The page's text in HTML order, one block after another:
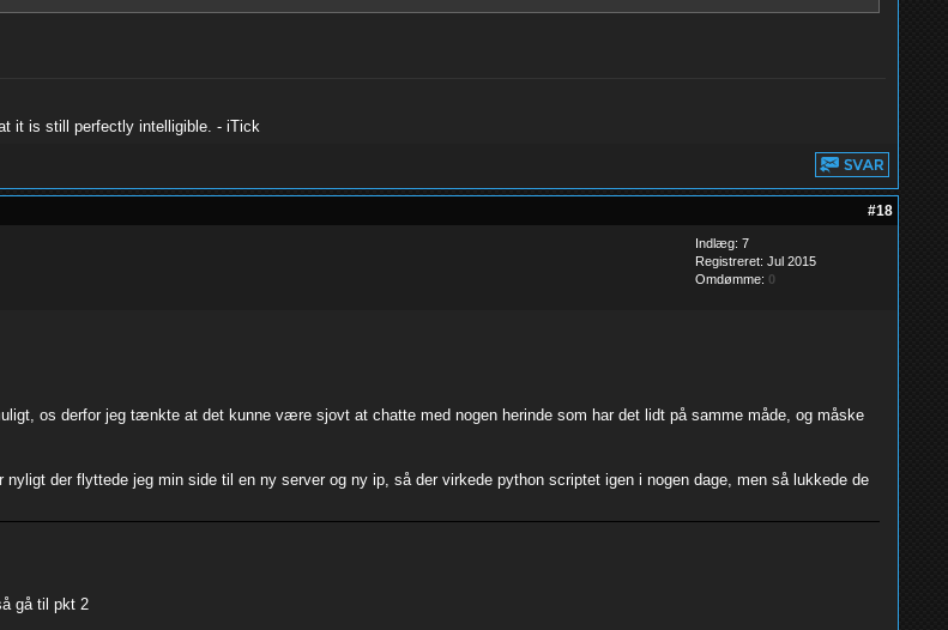
it is still perfectly intelligible. - iTick
#18
Indlæg: 7
Registreret: Jul 2015
Omdømme: 0
os derfor jeg tænkte at det kunne være sjovt at chatte med nogen herinde som har det lidt på samme måde, og måske
der flyttede jeg min side til en ny server og ny ip, så der virkede python scriptet igen i nogen dage, men så lukkede de
gå til pkt 2